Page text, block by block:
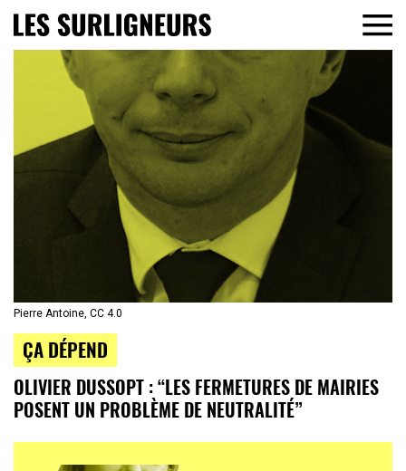
Pierre Antoine, CC 4.0
ÇA DÉPEND
OLIVIER DUSSOPT : “LES FERMETURES DE MAIRIES
POSENT UN PROBLÈME DE NEUTRALITÉ”